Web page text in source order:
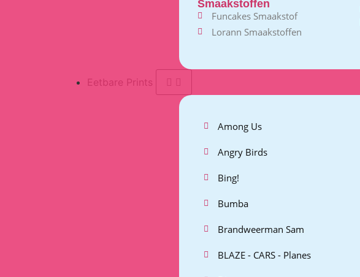
Smaakstoffen
Funcakes Smaakstof
Lorann Smaakstoffen
Eetbare Prints
Among Us
Angry Birds
Bing!
Bumba
Brandweerman Sam
BLAZE - CARS - Planes